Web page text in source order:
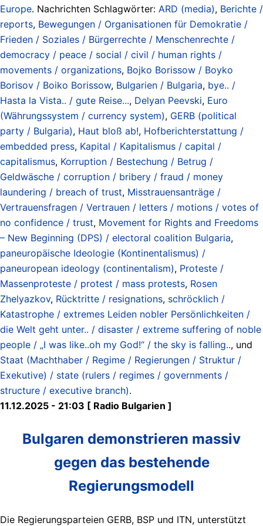
Europe. Nachrichten Schlagwörter: ARD (media), Berichte /
reports, Bewegungen / Organisationen für Demokratie /
Frieden / Soziales / Bürgerrechte / Menschenrechte /
democracy / peace / social / civil / human rights /
movements / organizations, Bojko Borissow / Boyko
Borisov / Boiko Borissow, Bulgarien / Bulgaria, bye.. /
Hasta la Vista.. / gute Reise..., Delyan Peevski, Euro
(Währungssystem / currency system), GERB (political
party / Bulgaria), Haut bloß ab!, Hofberichterstattung /
embedded press, Kapital / Kapitalismus / capital /
capitalismus, Korruption / Bestechung / Betrug /
Geldwäsche / corruption / bribery / fraud / money
laundering / breach of trust, Misstrauensanträge /
Vertrauensfragen / Vertrauen / letters / motions / votes of
no confidence / trust, Movement for Rights and Freedoms
– New Beginning (DPS) / electoral coalition Bulgaria,
paneuropäische Ideologie (Kontinentalismus) /
paneuropean ideology (continentalism), Proteste /
Massenproteste / protest / mass protests, Rosen
Zhelyazkov, Rücktritte / resignations, schröcklich /
Katastrophe / extremes Leiden nobler Persönlichkeiten /
die Welt geht unter.. / disaster / extreme suffering of noble
people / „I was like..oh my God!“ / the sky is falling.., und
Staat (Machthaber / Regime / Regierungen / Struktur /
Exekutive) / state (rulers / regimes / governments /
structure / executive branch).
11.12.2025 - 21:03 [ Radio Bulgarien ]
Bulgaren demonstrieren massiv
gegen das bestehende
Regierungsmodell
Die Regierungsparteien GERB, BSP und ITN, unterstützt